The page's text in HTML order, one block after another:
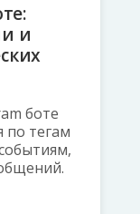
и
боте
по тегам